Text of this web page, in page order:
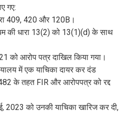
गए:
409, 420 और 120B।
की धारा 13(2) को 13(1)(d) के साथ
को आरोप पत्र दाखिल किया गया।
में एक याचिका दायर कर दंड
482 के तहत FIR और आरोपपत्र को रद्द
2023 को उनकी याचिका खारिज कर दी,